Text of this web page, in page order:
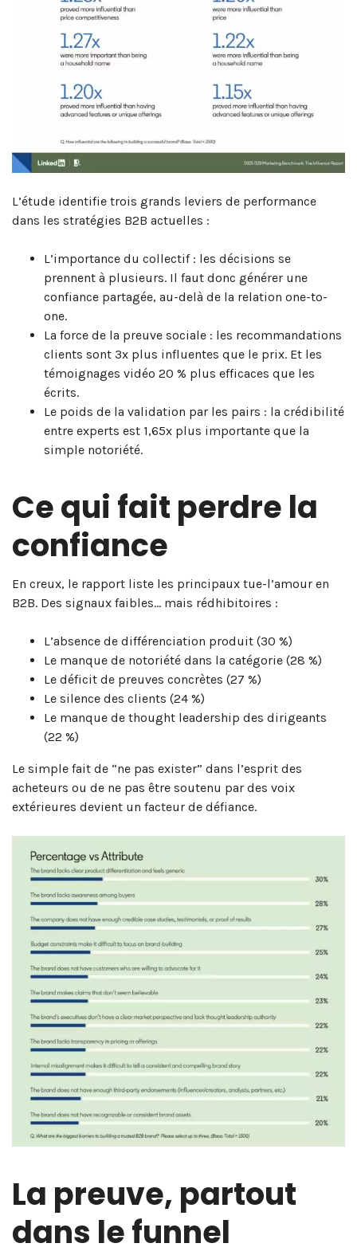
L’étude identifie trois grands leviers de performance
dans les stratégies B2B actuelles :
L’importance du collectif : les décisions se
prennent à plusieurs. Il faut donc générer une
confiance partagée, au-delà de la relation one-to-
one.
La force de la preuve sociale : les recommandations
clients sont 3x plus influentes que le prix. Et les
témoignages vidéo 20 % plus efficaces que les
écrits.
Le poids de la validation par les pairs : la crédibilité
entre experts est 1,65x plus importante que la
simple notoriété.
Ce qui fait perdre la
confiance
En creux, le rapport liste les principaux tue-l’amour en
B2B. Des signaux faibles… mais rédhibitoires :
L’absence de différenciation produit (30 %)
Le manque de notoriété dans la catégorie (28 %)
Le déficit de preuves concrètes (27 %)
Le silence des clients (24 %)
Le manque de thought leadership des dirigeants
(22 %)
Le simple fait de “ne pas exister” dans l’esprit des
acheteurs ou de ne pas être soutenu par des voix
extérieures devient un facteur de défiance.
La preuve, partout
dans le funnel